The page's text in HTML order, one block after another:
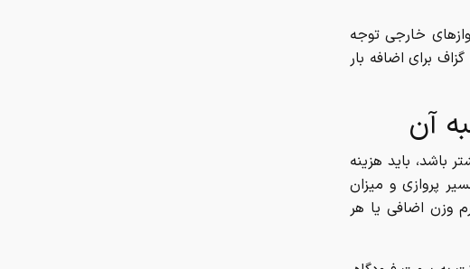
خارجی توجه
برای اضافه بار
آن
باشد، باید هزینه
پروازی و میزان
وزن اضافی یا هر